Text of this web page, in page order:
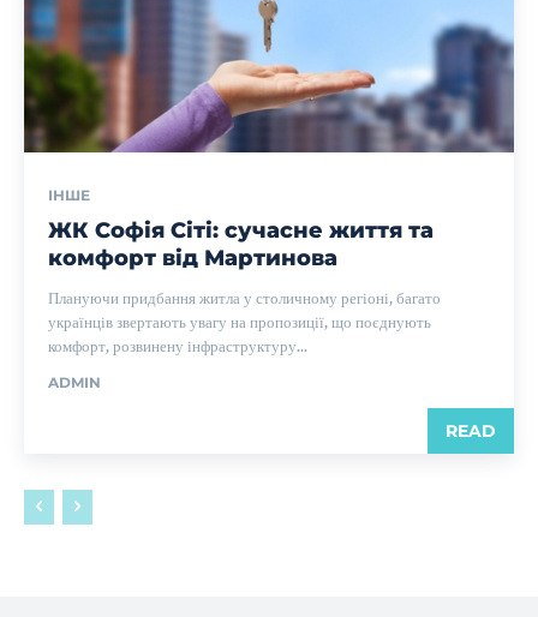
ІНШЕ
ЖК Софія Сіті: сучасне життя та
комфорт від Мартинова
Плануючи придбання житла у столичному регіоні, багато
українців звертають увагу на пропозиції, що поєднують
комфорт, розвинену інфраструктуру...
ADMIN
READ